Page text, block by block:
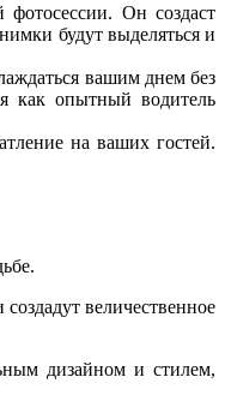
Он создаст
будут выделяться и
вашим днем без
как опытный водитель
на ваших гостей.
величественное
дизайном и стилем,